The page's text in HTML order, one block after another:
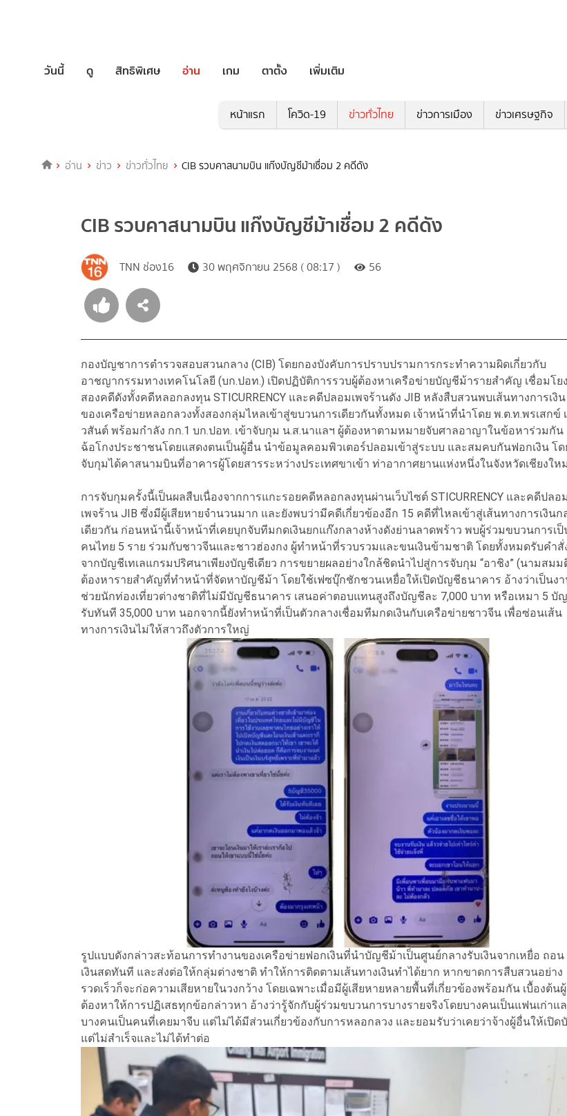
วันนี้ ดู สิทธิพิเศษ อ่าน เกม ตาตั้ง เพิ่มเติม
หน้าแรก โควิด-19 ข่าวทั่วไทย ข่าวการเมือง ข่าวเศรษฐกิจ
อ่าน ข่าว ข่าวทั่วไทย CIB รวบคาสนามบิน แก๊งบัญชีม้าเชื่อม 2 คดีดัง
CIB รวบคาสนามบิน แก๊งบัญชีม้าเชื่อม 2 คดีดัง
TNN ช่อง16 30 พฤศจิกายน 2568 ( 08:17 ) 56
กองบัญชาการตำรวจสอบสวนกลาง (CIB) โดยกองบังคับการปราบปรามการกระทำความผิดเกี่ยวกับ
อาชญากรรมทางเทคโนโลยี (บก.ปอท.) เปิดปฏิบัติการรวบผู้ต้องหาเครือข่ายบัญชีม้ารายสำคัญ เชื่อมโยง
สองคดีดังทั้งคดีหลอกลงทุน STICURRENCY และคดีปลอมเพจร้านดัง JIB หลังสืบสวนพบเส้นทางการเงิน
ของเครือข่ายหลอกลวงทั้งสองกลุ่มไหลเข้าสู่ขบวนการเดียวกันทั้งหมด เจ้าหน้าที่นำโดย พ.ต.ท.พรเสกข์
วสันต์ พร้อมกำลัง กก.1 บก.ปอท. เข้าจับกุม น.ส.นาแลฯ ผู้ต้องหาตามหมายจับศาลอาญาในข้อหาร่วมกัน
ฉ้อโกงประชาชนโดยแสดงตนเป็นผู้อื่น นำข้อมูลคอมพิวเตอร์ปลอมเข้าสู่ระบบ และสมคบกันฟอกเงิน โด
จับกุมได้คาสนามบินที่อาคารผู้โดยสารระหว่างประเทศขาเข้า ท่าอากาศยานแห่งหนึ่งในจังหวัดเชียงให
การจับกุมครั้งนี้เป็นผลสืบเนื่องจากการแกะรอยคดีหลอกลงทุนผ่านเว็บไซต์ STICURRENCY และคดีปลอม
เพจร้าน JIB ซึ่งมีผู้เสียหายจำนวนมาก และยังพบว่ามีคดีเกี่ยวข้องอีก 15 คดีที่ไหลเข้าสู่เส้นทางการเงินก
เดียวกัน ก่อนหน้านี้เจ้าหน้าที่เคยบุกจับทีมกดเงินยกแก๊งกลางห้างดังย่านลาดพร้าว พบผู้ร่วมขบวนการเป็
คนไทย 5 ราย ร่วมกับชาวจีนและชาวฮ่องกง ผู้ทำหน้าที่รวบรวมและขนเงินข้ามชาติ โดยทั้งหมดรับคำสั่
จากบัญชีเทเลแกรมปริศนาเพียงบัญชีเดียว การขยายผลอย่างใกล้ชิดนำไปสู่การจับกุม “อาชิง” (นามสมม
ต้องหารายสำคัญที่ทำหน้าที่จัดหาบัญชีม้า โดยใช้เฟซบุ๊กชักชวนเหยื่อให้เปิดบัญชีธนาคาร อ้างว่าเป็นง
ช่วยนักท่องเที่ยวต่างชาติที่ไม่มีบัญชีธนาคาร เสนอค่าตอบแทนสูงถึงบัญชีละ 7,000 บาท หรือเหมา 5 บั
รับทันที 35,000 บาท นอกจากนี้ยังทำหน้าที่เป็นตัวกลางเชื่อมทีมกดเงินกับเครือข่ายชาวจีน เพื่อซ่อนเส้น
ทางการเงินไม่ให้สาวถึงตัวการใหญ่
รูปแบบดังกล่าวสะท้อนการทำงานของเครือข่ายฟอกเงินที่นำบัญชีม้าเป็นศูนย์กลางรับเงินจากเหยื่อ ถอน
เงินสดทันที และส่งต่อให้กลุ่มต่างชาติ ทำให้การติดตามเส้นทางเงินทำได้ยาก หากขาดการสืบสวนอย่าง
รวดเร็วก็จะก่อความเสียหายในวงกว้าง โดยเฉพาะเมื่อมีผู้เสียหายหลายพื้นที่เกี่ยวข้องพร้อมกัน เบื้องต้นผู้
ต้องหาให้การปฏิเสธทุกข้อกล่าวหา อ้างว่ารู้จักกับผู้ร่วมขบวนการบางรายจริงโดยบางคนเป็นแฟนเก่าแ
บางคนเป็นคนที่เคยมาจีบ แต่ไม่ได้มีส่วนเกี่ยวข้องกับการหลอกลวง และยอมรับว่าเคยว่าจ้างผู้อื่นให้เปิ
แต่ไม่สำเร็จและไม่ได้ทำต่อ